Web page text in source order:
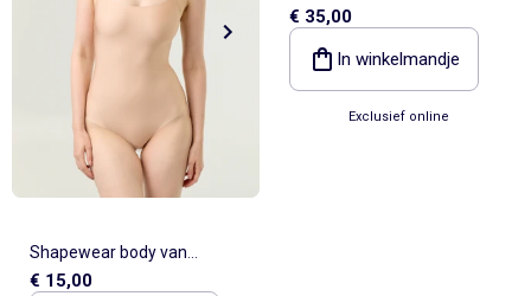
Shapewear body van
microvezel
€ 15,00
'Body touch' met
voorgevormde cups
€ 35,00
In winkelmandje
Exclusief online